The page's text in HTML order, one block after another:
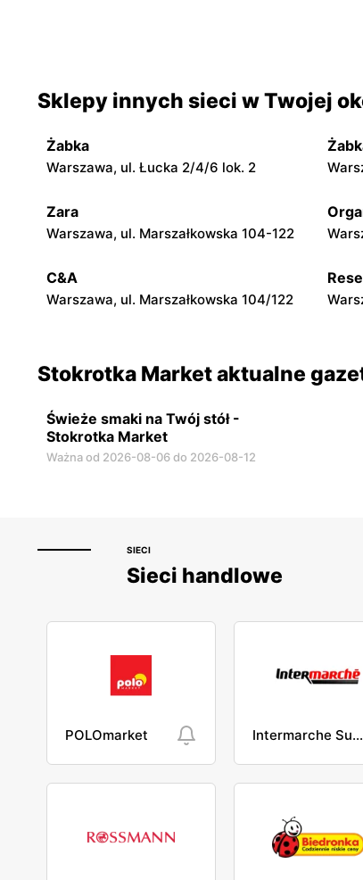
Skierniewice, ul. Mjr. Henryka
Stokrotka Market
Stokrotka Market
Sklepy innych sieci w Twojej
Żabka
Warszawa, ul. Łucka 2/4/6 lok. 2
Zara
Warszawa, ul. Marszałkowska 104-122
C&A
Warszawa, ul. Marszałkowska 104/122
Stokrotka Market aktualne
Świeże smaki na Twój stół -
Stokrotka Market
Ważna od 2026-08-06 do 2026-08-12
SIECI
Sieci handlowe
POLOmarket Intermarche Super